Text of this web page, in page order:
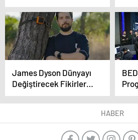
Üniversitesinde
yetişiyor
James Dyson Dünyayı
Değiştirecek Fikirler
arıyor: 2024 James
Dyson Ödülü
HABER